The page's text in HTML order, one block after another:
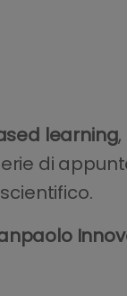
learning,
di